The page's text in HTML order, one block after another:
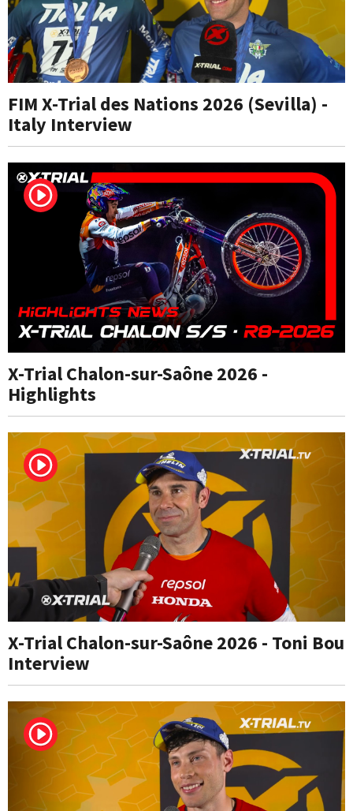
FIM X-Trial des Nations 2026 (Sevilla) -
Italy Interview
X-Trial Chalon-sur-Saône 2026 -
Highlights
X-Trial Chalon-sur-Saône 2026 - Toni Bou
Interview